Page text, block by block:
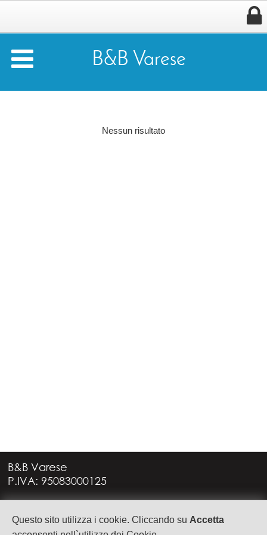
Questo sito utilizza i cookie. Cliccando su Accetta

 B&B Varese
Nessun risultato
B&B Varese
P.IVA: 95083000125
21949 CASTRONNO (VA)